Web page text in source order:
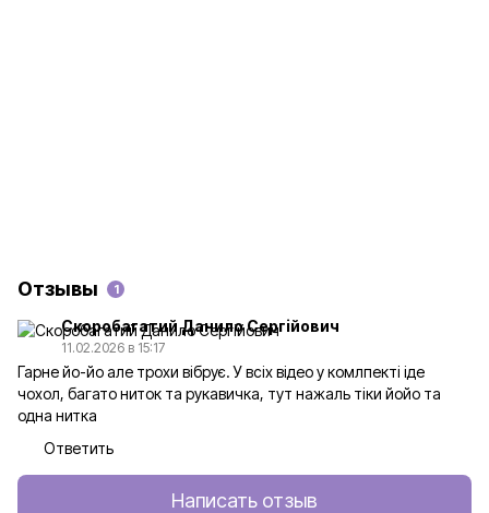
Отзывы 1
Скоробагатий Данило Сергiйович
11.02.2026 в 15:17
Гарне йо-йо але трохи вібрує. У всіх відео у комлпекті іде
чохол, багато ниток та рукавичка, тут нажаль тіки йойо та
одна нитка
Ответить
Написать отзыв